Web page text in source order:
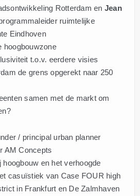
Rotterdam en Jean
ruimtelijke
Eindhoven
hoogbouwzone
t.o.v. eerdere visies
de grens opgerekt naar 250
samen met de markt om
/ principal urban planner
AM Concepts
en het verhoogde
casuïstiek van Case FOUR high
in Frankfurt en De Zalmhaven